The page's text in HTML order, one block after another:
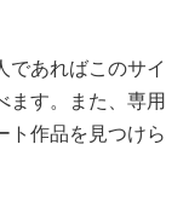
であればこのサイ
ます。また、専用
ト作品を見つけら